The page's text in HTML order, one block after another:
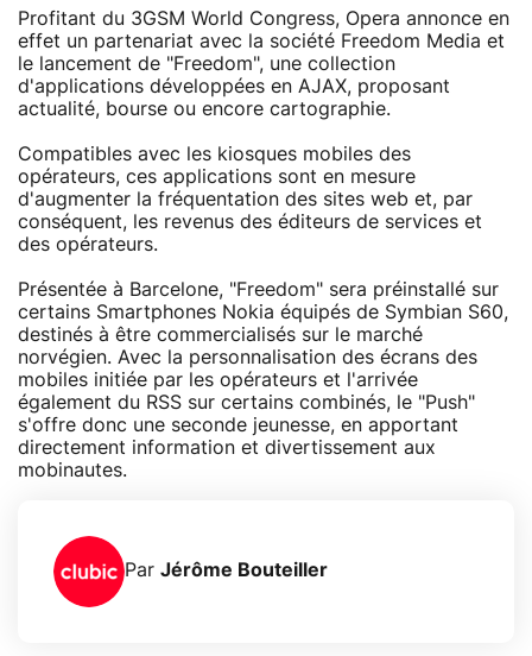
Profitant du 3GSM World Congress, Opera annonce en
effet un partenariat avec la société Freedom Media et
le lancement de "Freedom", une collection
d'applications développées en AJAX, proposant
actualité, bourse ou encore cartographie.
Compatibles avec les kiosques mobiles des
opérateurs, ces applications sont en mesure
d'augmenter la fréquentation des sites web et, par
conséquent, les revenus des éditeurs de services et
des opérateurs.
Présentée à Barcelone, "Freedom" sera préinstallé sur
certains Smartphones Nokia équipés de Symbian S60,
destinés à être commercialisés sur le marché
norvégien. Avec la personnalisation des écrans des
mobiles initiée par les opérateurs et l'arrivée
également du RSS sur certains combinés, le "Push"
s'offre donc une seconde jeunesse, en apportant
directement information et divertissement aux
mobinautes.
Par Jérôme Bouteiller